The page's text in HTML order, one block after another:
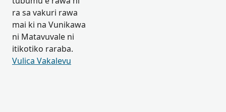
ra sa vakuri rawa
mai ki na Vunikawa
ni Matavuvale ni
itikotiko raraba.
Vulica Vakalevu